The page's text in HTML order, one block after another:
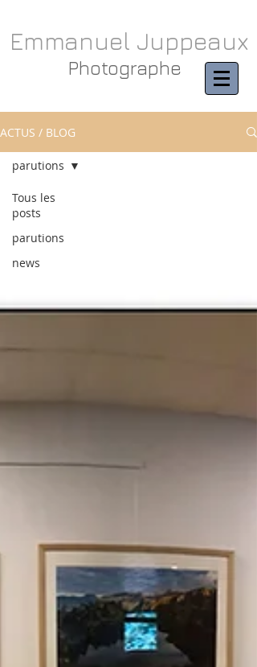
Emmanuel Juppeaux
Photographe
ACTUS / BLOG
Tous les
posts
parutions
news
parutions